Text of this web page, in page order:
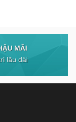
MÃI
lâu dài